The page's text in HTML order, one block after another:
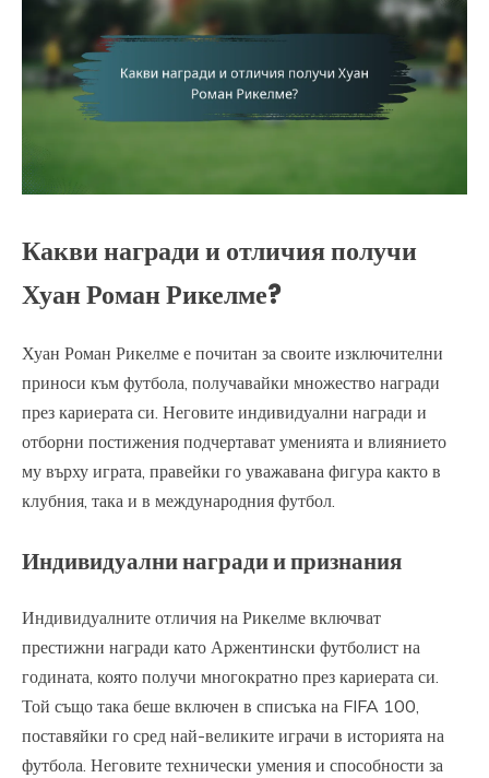
Какви награди и отличия получи
Хуан Роман Рикелме?
Хуан Роман Рикелме е почитан за своите изключителни
приноси към футбола, получавайки множество награди
през кариерата си. Неговите индивидуални награди и
отборни постижения подчертават уменията и влиянието
му върху играта, правейки го уважавана фигура както в
клубния, така и в международния футбол.
Индивидуални награди и признания
Индивидуалните отличия на Рикелме включват
престижни награди като Аржентински футболист на
годината, която получи многократно през кариерата си.
Той също така беше включен в списъка на FIFA 100,
поставяйки го сред най-великите играчи в историята на
футбола. Неговите технически умения и способности за